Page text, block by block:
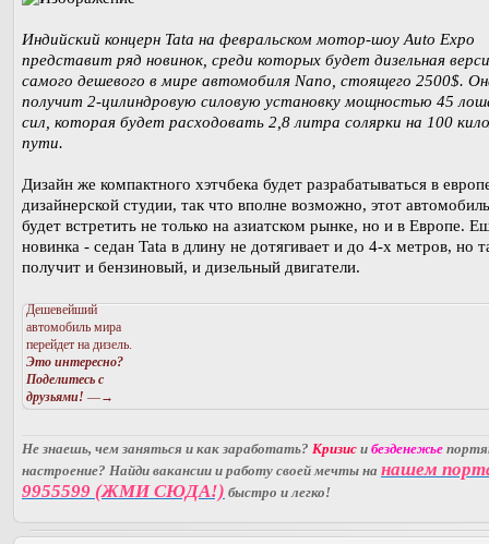
Индийский концерн Tata на февральском мотор-шоу Auto Expo
представит ряд новинок, среди которых будет дизельная
самого дешевого в мире автомобиля Nano, стоящего 2500$.
получит 2-цилиндровую силовую установку мощностью 45
сил, которая будет расходовать 2,8 литра солярки на 100
пути.
Дизайн же компактного хэтчбека будет разрабатываться в
дизайнерской студии, так что вполне возможно, этот
будет встретить не только на азиатском рынке, но и в Европе.
новинка - седан Tata в длину не дотягивает и до 4-х метров, но
получит и бензиновый, и дизельный двигатели.
Дешевейший
автомобиль мира
перейдет на дизель.
Это интересно?
Поделитесь с
друзьями! —→
Не знаешь, чем заняться и как заработать? Кризис и безденежье
настроение? Найди вакансии и работу своей мечты на нашем
9955599 (ЖМИ СЮДА!) быстро и легко!